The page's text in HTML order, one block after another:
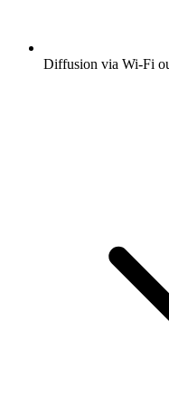
Diffusion via Wi-Fi